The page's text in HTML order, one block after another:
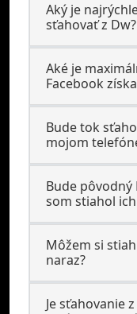
Aký je
sťahovať z Dw?
Aké je
Facebook
Bude tok
mojom
Bude
som stiahol
Môžem si
naraz?
Je sťahovanie